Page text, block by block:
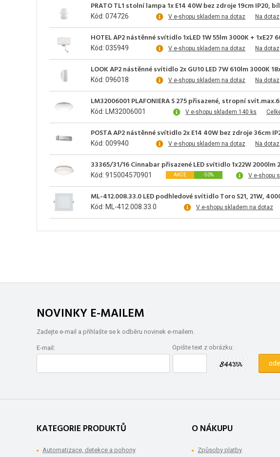
PRATO TL1 stolní lampa 1x E14 40W bez zdroje 19cm IP20,
Kód: 074726 V e-shopu skladem na dotaz Na dotaz
HOTEL AP2 nástěnné svítidlo 1xLED 1W 55lm 3000K +
Kód: 035949 V e-shopu skladem na dotaz Na dotaz
LOOK AP2 nástěnné svítidlo 2x GU10 LED 7W 610lm 3000K
Kód: 096018 V e-shopu skladem na dotaz Na dotaz
LM32006001 PLAFONIERA S 275 přisazené, stropní
Kód: LM32006001 V e-shopu skladem 140 ks
POSTA AP2 nástěnné svítidlo 2x E14 40W bez zdroje 36cm
Kód: 009940 V e-shopu skladem na dotaz Na dotaz
33365/31/16 Cinnabar přisazené LED svítidlo 1x22W 2000lm
Kód: 915004570901 AKCE -50% V e-shopu
ML-412.008.33.0 LED podhledové svítidlo Toro S21, 21W,
Kód: ML-412.008.33.0 V e-shopu skladem na dotaz
NOVINKY E-MAILEM
Zadejte e-mail a přihlašte se k odběru novinek e-mailem.
E-mail: Opište text z obrázku:
KATEGORIE PRODUKTŮ
Automatizace, detekce a pohony
O NÁKUPU
Způsoby platby